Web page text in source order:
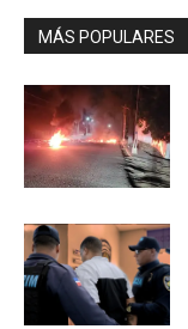
MÁS POPULARES